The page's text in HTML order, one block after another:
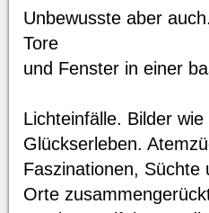
Unbewusste aber
Tore
und Fenster in einer
Lichteinfälle. Bilder
Glückserleben.
Faszinationen, Süchte
Orte